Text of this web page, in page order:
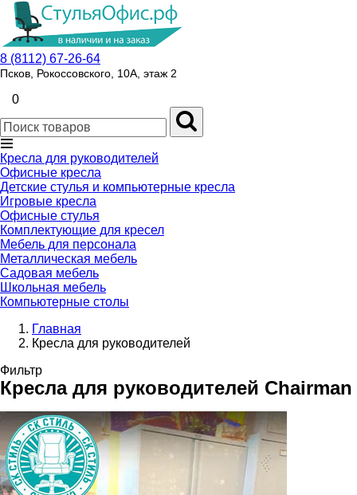
8 (8112) 67-26-64
Псков, Рокоссовского, 10А, этаж 2
0
Кресла для руководителей
Офисные кресла
Детские стулья и компьютерные кресла
Игровые кресла
Офисные стулья
Комплектующие для кресел
Мебель для персонала
Металлическая мебель
Садовая мебель
Школьная мебель
Компьютерные столы
Главная
Кресла для руководителей
Фильтр
Кресла для руководителей Chairman